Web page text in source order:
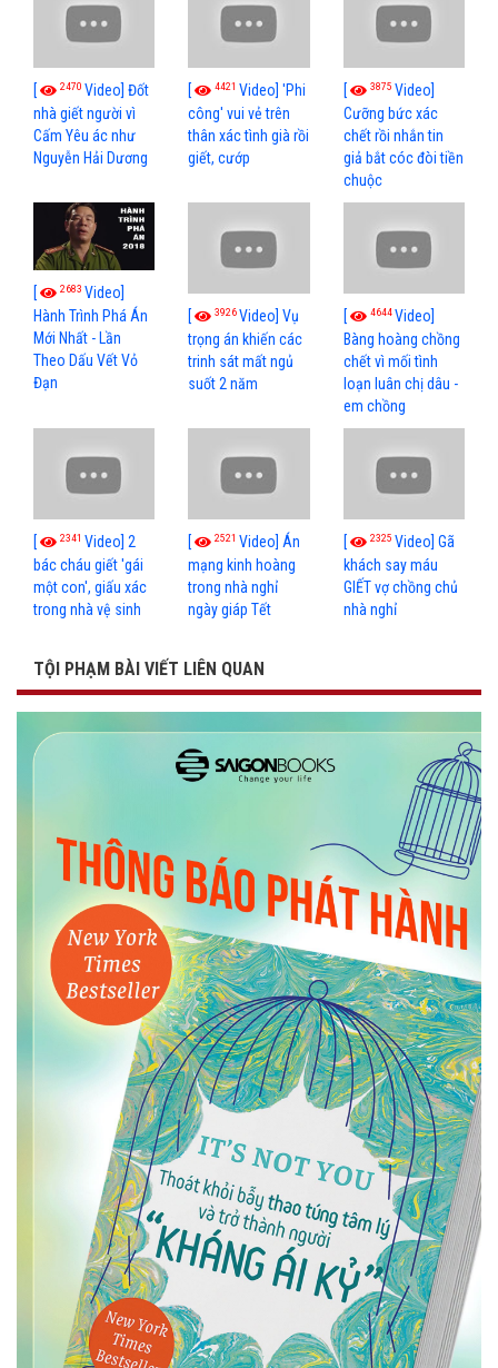
[ 2470 Video] Đốt
nhà giết người vì
Cấm Yêu ác như
Nguyễn Hải Dương
[ 4421Video] 'Phi
công' vui vẻ trên
thân xác tình già rồi
giết, cướp
[ 3875 Video]
Cưỡng bức xác
chết rồi nhắn tin
giả bắt cóc đòi tiền
chuộc
[ 2683 Video]
Hành Trình Phá Án
Mới Nhất - Lần
Theo Dấu Vết Vỏ
Đạn
[ 3926Video] Vụ
trọng án khiến các
trinh sát mất ngủ
suốt 2 năm
[ 4644Video]
Bàng hoàng chồng
chết vì mối tình
loạn luân chị dâu -
em chồng
[ 2341 Video] 2
bác cháu giết 'gái
một con', giấu xác
trong nhà vệ sinh
[ 2521Video] Án
mạng kinh hoàng
trong nhà nghỉ
ngày giáp Tết
[ 2325 Video] Gã
khách say máu
GIẾT vợ chồng chủ
nhà nghỉ
TỘI PHẠM BÀI VIẾT LIÊN QUAN